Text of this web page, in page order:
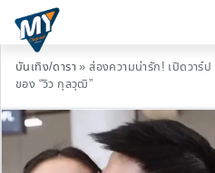
บันเทิง/ดารา»ส่องความน่ารัก! เปิดวาร์
ของ “วิว กุลวุฒิ”